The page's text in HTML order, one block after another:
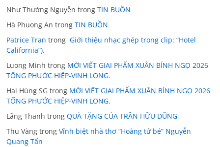
Như Thường Nguyễn trongTIN BUỒN
Hà Phuong An trongTIN BUỒN
Patrice Tran trong Giới thiệu nhạc ghép trong clip: “Hotel
California”).
Luong Minh trong MỜI VIẾT GIAI PHẨM XUÂN BÍNH NGỌ 2026
TỐNG PHƯỚC HIỆP-VINH LONG.
Hai Hùng SG trong MỜI VIẾT GIAI PHẨM XUÂN BÍNH NGỌ 2026
TỐNG PHƯỚC HIỆP-VINH LONG.
Lãng Thanh trongQUÀ TẶNG CỦA TRẦN HỮU DŨNG
Thu Vàng trongVĩnh biệt nhà thơ “Hoàng tử bé” Nguyễn
Quang Tấn